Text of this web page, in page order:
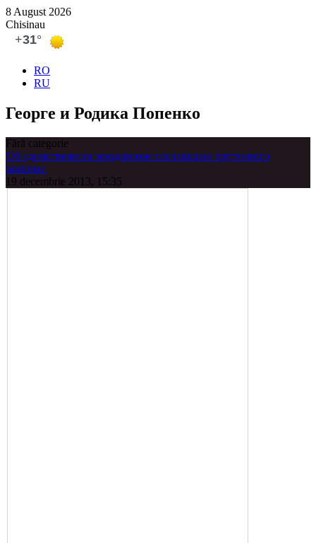
8 August 2026
Chisinau
RO
RU
Георге и Ро­дика Попенко
Fără categorie
Об единственном молдавском поставщике трутневого
молочка
19 decembrie 2013, 15:35